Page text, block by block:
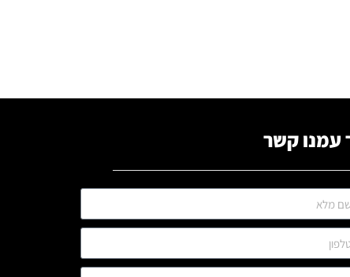
עמנו קשר